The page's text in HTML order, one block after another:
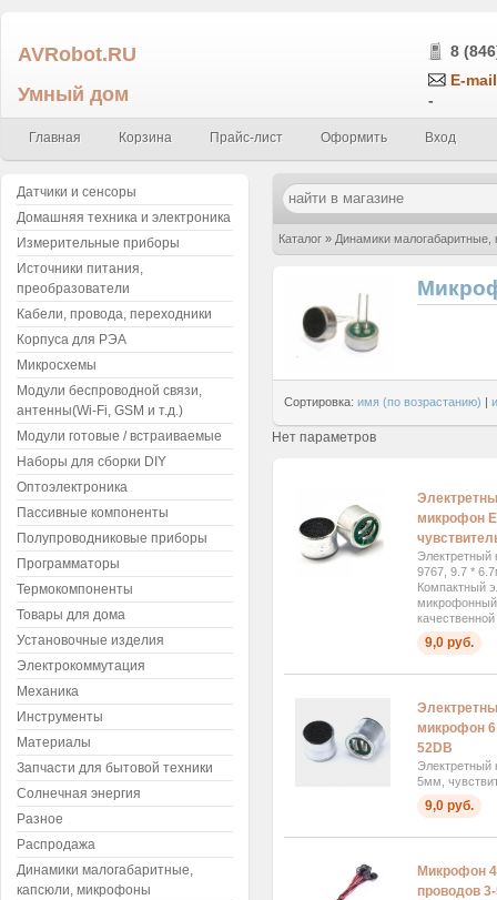
AVRobot.RU
Умный дом
8
E-
-
Главная Корзина Прайс-лист Оформить Вход
Каталог » Динамики
Сортировка: имя (по возрастанию) |
Нет параметров
микрофон
Электретный
9767, 9.7 *
Компактный
9,0 руб.
микрофон
52DB
Электретный
5мм,
9,0 руб.
Микрофон
проводов
Датчики и сенсоры
Домашняя техника и электроника
Измерительные приборы
Источники питания,
преобразователи
Кабели, провода, переходники
Корпуса для РЭА
Микросхемы
Модули беспроводной связи,
антенны(Wi-Fi, GSM и т.д.)
Модули готовые / встраиваемые
Наборы для сборки DIY
Оптоэлектроника
Пассивные компоненты
Полупроводниковые приборы
Программаторы
Термокомпоненты
Товары для дома
Установочные изделия
Электрокоммутация
Механика
Инструменты
Материалы
Запчасти для бытовой техники
Солнечная энергия
Разное
Распродажа
Динамики малогабаритные,
капсюли, микрофоны